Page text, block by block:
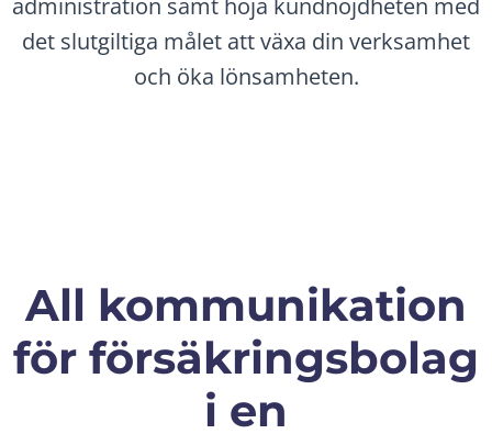
det slutgiltiga målet att växa din verksamhet
och öka lönsamheten.
All kommunikation
för försäkringsbolag
i en